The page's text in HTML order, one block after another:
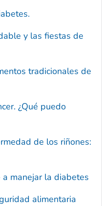
y las fiestas de
tradicionales de
¿Qué puedo
de los riñones:
manejar la diabetes
alimentaria